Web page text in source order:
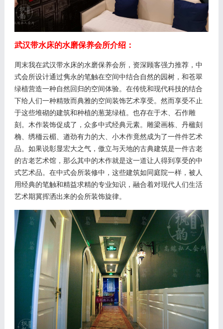
武汉带水床的水磨保养会所介绍：
周末我在武汉带水床的水磨保养会所，资深顾客强力推荐，中
式会所设计通过隽永的笔触在空间中结合自然的园树，和苍翠
绿植营造一种自然回归的空间体验。在传统和现代科技的结合
下给人们一种精致而典雅的空间装饰艺术享受。然而享受不止
于这些堆砌的建筑和种植的葱茏绿植。也存在于木、石作雕
刻。木作装饰促成了，众多中式经典元素。雕梁画栋、丹楹刻
桷、绣栭云楣、遒劲有力的大、小木作竟然成为了一件件艺术
品。如果说彰显宏大之气，傲立与天地的古典建筑是一件古老
的古老艺术馆，那么其中的木作就是这一道让人得到享受的中
式艺术品。在中式会所装修中，这些建筑如同庭院一样，被人
用经典的笔触和精益求精的专业知识，融合着对现代人们生活
艺术期冀挥洒出来的会所装饰旋律。